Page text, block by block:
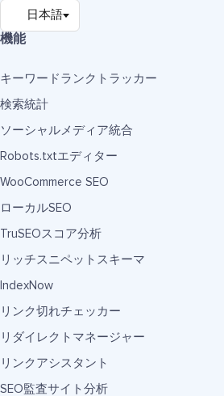
機能
キーワードランクトラッカー
検索統計
ソーシャルメディア統合
Robots.txtエディター
WooCommerce SEO
ローカルSEO
TruSEOスコア分析
リッチスニペットスキーマ
IndexNow
リンク切れチェッカー
リダイレクトマネージャー
リンクアシスタント
SEO監査サイト分析